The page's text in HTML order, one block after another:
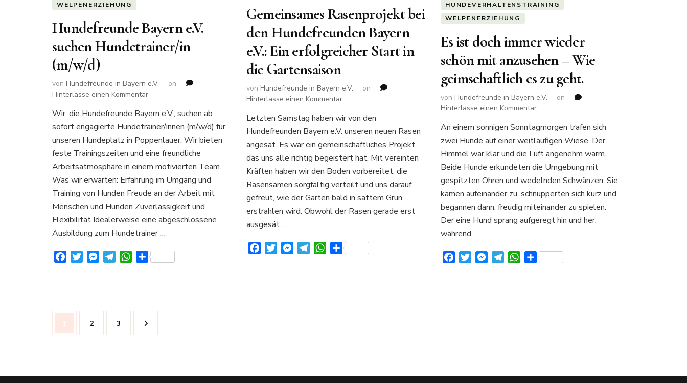
WELPENERZIEHUNG
Hundefreunde Bayern e.V.
suchen Hundetrainer/in
(m/w/d)
von Hundefreunde in Bayern e.V.
on
Hinterlasse einen Kommentarzu
Bayern
e.V.
suchen
Hundetrainer/in
(m/w/d)
Wir, die Hundefreunde Bayern e.V., suchen ab
sofort engagierte Hundetrainer/innen (m/w/d) für
unseren Hundeplatz in Poppenlauer. Wir bieten
feste Trainingszeiten und eine freundliche
Arbeitsatmosphäre in einem motivierten Team.
Was wir erwarten: Erfahrung im Umgang und
Training von Hunden Freude an der Arbeit mit
Menschen und Hunden Zuverlässigkeit und
Flexibilität Idealerweise eine abgeschlossene
Ausbildung zum Hundetrainer …
FacebookTwitterMessenger
TelegramWhatsApp
Teilen
Gemeinsames Rasenprojekt bei
den Hundefreunden Bayern
e.V.: Ein erfolgreicher Start in
die Gartensaison
von Hundefreunde in Bayern e.V.
on
Hinterlasse einen Kommentarzu
Rasenprojekt
bei
den
Bayern
e.V.:
Ein
erfolgreicher
in
Letzten Samstag haben wir von den
Hundefreunden Bayern e.V. unseren neuen Rasen
angesät. Es war ein gemeinschaftliches Projekt,
das uns alle richtig begeistert hat. Mit vereinten
Kräften haben wir den Boden vorbereitet, die
Rasensamen sorgfältig verteilt und uns darauf
gefreut, wie der Garten bald in sattem Grün
erstrahlen wird. Obwohl der Rasen gerade erst
ausgesät …
FacebookTwitterMessenger
TelegramWhatsApp
Teilen
HUNDEVERHALTENSTRAINING
WELPENERZIEHUNG
Es ist doch immer wieder
schön mit anzusehen – Wie
geimschaftlich es zu geht.
von Hundefreunde in Bayern e.V.
on
Hinterlasse einen Kommentarzu
ist
doch
immer
wieder
schön
mit
anzusehen
–
geimschaftlich
geht.
An einem sonnigen Sonntagmorgen trafen sich
zwei Hunde auf einer weitläufigen Wiese. Der
Himmel war klar und die Luft angenehm warm.
Beide Hunde erkundeten die Umgebung mit
gespitzten Ohren und wedelnden Schwänzen. Sie
kamen aufeinander zu, schnupperten sich kurz und
begannen dann, freudig miteinander zu spielen.
Der eine Hund sprang aufgeregt hin und her,
während …
FacebookTwitterMessenger
TelegramWhatsApp
Teilen
Seitennummerierung
derSeite
1 Seite
2 Seite
3